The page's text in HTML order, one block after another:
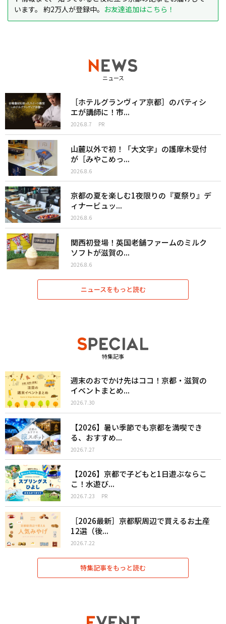
います。 約2万人が登録中。 お友達追加はこちら！
ニュース
［ホテルグランヴィア京都］のパティシ
エが講師に！市...
2026.8.7 PR
山麓以外で初！「大文字」の護摩木受付
が［みやこめっ...
2026.8.6
京都の夏を楽しむ1夜限りの『夏祭り』デ
ィナービュッ...
2026.8.6
関西初登場！英国老舗ファームのミルク
ソフトが滋賀の...
2026.8.6
ニュースをもっと読む
特集記事
週末のおでかけ先はココ！京都・滋賀の
イベントまとめ...
2026.7.30
【2026】暑い季節でも京都を満喫でき
る、おすすめ...
2026.7.27
【2026】京都で子どもと1日遊ぶならこ
こ！水遊び...
2026.7.23 PR
［2026最新］京都駅周辺で買えるお土産
12選（後...
2026.7.22
特集記事をもっと読む